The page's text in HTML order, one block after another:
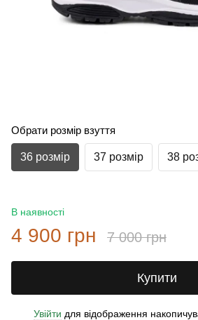
Обрати розмір взуття
36 розмір 37 розмір 38
В наявності
4 900 грн 7 000 грн
Купити
Увійти для відображення